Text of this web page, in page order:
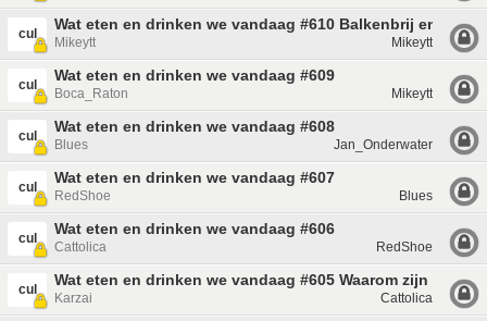
cul
Wat eten en drinken we vandaag #610 Balkenbrij en
Mikeytt Mikeytt
cul
Wat eten en drinken we vandaag #609
Boca_Raton Mikeytt
cul
Wat eten en drinken we vandaag #608
Blues Jan_Onderwater
cul
Wat eten en drinken we vandaag #607
RedShoe Blues
cul
Wat eten en drinken we vandaag #606
Cattolica RedShoe
cul
Wat eten en drinken we vandaag #605 Waarom zijn de
Karzai Cattolica